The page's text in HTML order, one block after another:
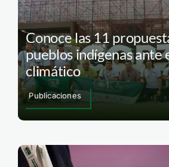
Conoce las 11
pueblos indígenas ante
climático
Publicaciones